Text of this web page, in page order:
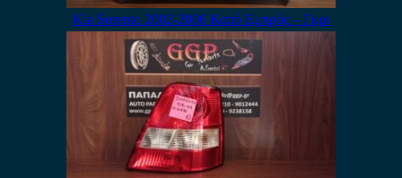
Kia Sorento 2002-2006 Καπό Εμπρός – Γκρι